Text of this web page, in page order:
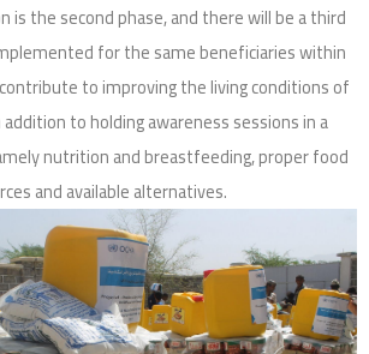
the second phase, and there will be a third
for the same beneficiaries within
to improving the living conditions of
to holding awareness sessions in a
nutrition and breastfeeding, proper food
and available alternatives.